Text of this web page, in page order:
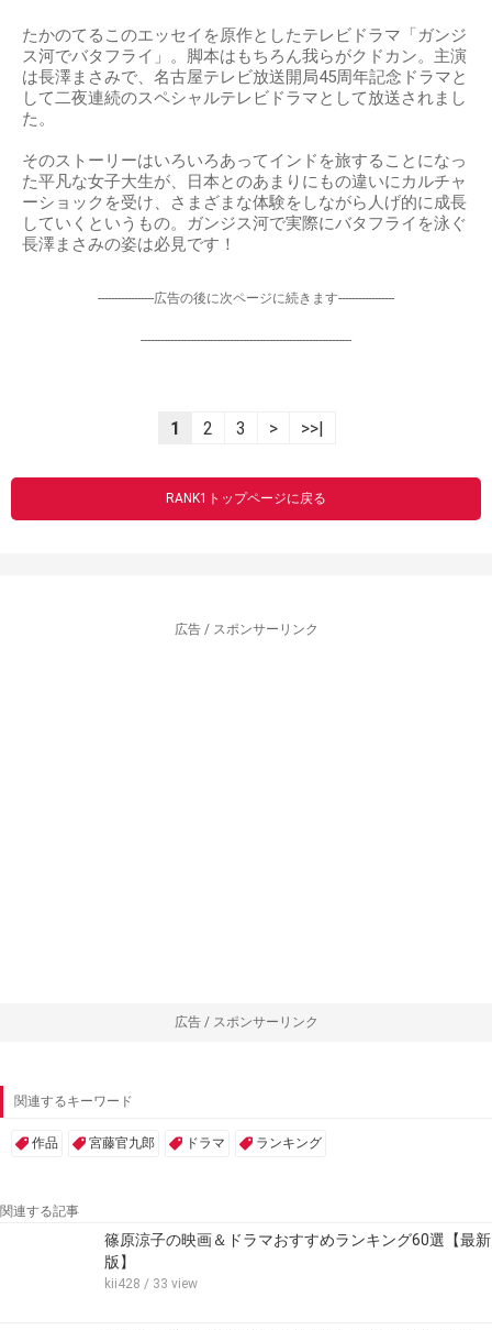
たかのてるこのエッセイを原作としたテレビドラマ「ガンジ
ス河でバタフライ」。脚本はもちろん我らがクドカン。主演
は長澤まさみで、名古屋テレビ放送開局45周年記念ドラマと
して二夜連続のスペシャルテレビドラマとして放送されまし
た。
そのストーリーはいろいろあってインドを旅することになっ
た平凡な女子大生が、日本とのあまりにもの違いにカルチャ
ーショックを受け、さまざまな体験をしながら人げ的に成長
していくというもの。ガンジス河で実際にバタフライを泳ぐ
長澤まさみの姿は必見です！
-----------------広告の後に次ページに続きます-----------------
----------------------------------------------------------------
1 2 3 > >>|
RANK1トップページに戻る
広告 / スポンサーリンク
広告 / スポンサーリンク
関連するキーワード
作品 宮藤官九郎 ドラマ ランキング
関連する記事
篠原涼子の映画＆ドラマおすすめランキング60選【最新
版】
kii428 / 33 view